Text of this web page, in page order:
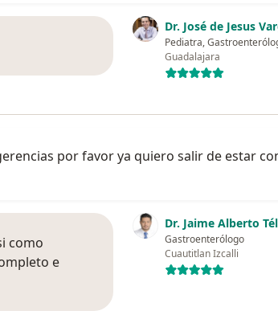
Dr. José de Jesus
Pediatra,
Guadalajara
por favor ya quiero salir de estar
Dr. Jaime Alberto
Gastroenterólogo
Cuautitlan Izcalli
como
e